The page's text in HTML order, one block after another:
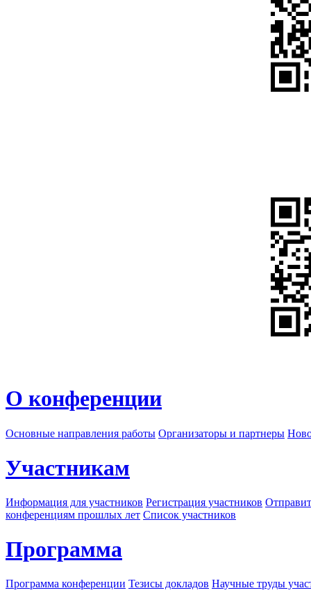
О конференции
Основные направления работы Организаторы и партнеры
Участникам
Информация для участников Регистрация участников
конференциям прошлых лет Список участников
Программа
Программа конференции Тезисы докладов Научные труды